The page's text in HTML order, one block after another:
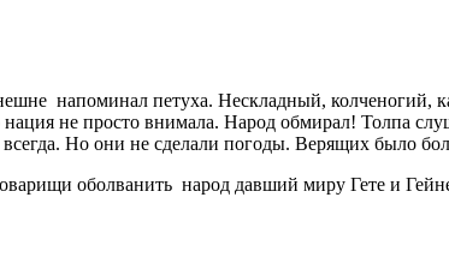
напоминал петуха. Нескладный, колченогий,
не просто внимала. Народ обмирал! Толпа
Но они не сделали погоды. Верящих было
оболванить народ давший миру Гете и